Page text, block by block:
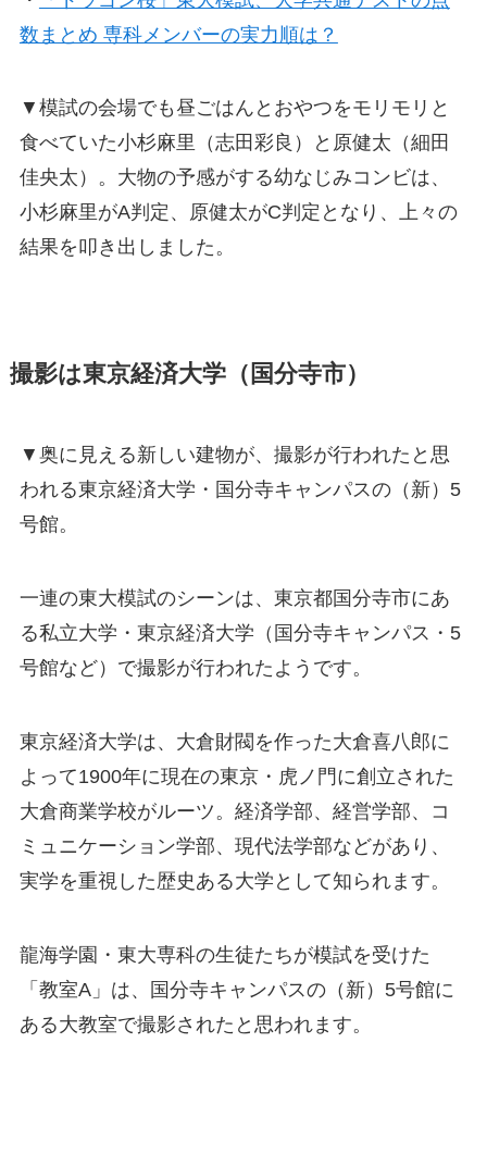
数まとめ 専科メンバーの実力順は？
▼模試の会場でも昼ごはんとおやつをモリモリと
食べていた小杉麻里（志田彩良）と原健太（細田
佳央太）。大物の予感がする幼なじみコンビは、
小杉麻里がA判定、原健太がC判定となり、上々の
結果を叩き出しました。
撮影は東京経済大学（国分寺市）
▼奥に見える新しい建物が、撮影が行われたと思
われる東京経済大学・国分寺キャンパスの（新）5
号館。
一連の東大模試のシーンは、東京都国分寺市にあ
る私立大学・東京経済大学（国分寺キャンパス・5
号館など）で撮影が行われたようです。
東京経済大学は、大倉財閥を作った大倉喜八郎に
よって1900年に現在の東京・虎ノ門に創立された
大倉商業学校がルーツ。経済学部、経営学部、コ
ミュニケーション学部、現代法学部などがあり、
実学を重視した歴史ある大学として知られます。
龍海学園・東大専科の生徒たちが模試を受けた
「教室A」は、国分寺キャンパスの（新）5号館に
ある大教室で撮影されたと思われます。